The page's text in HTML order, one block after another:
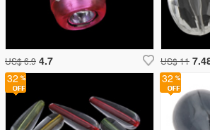
US$ 11
US$ 6.9 4.7
32
32